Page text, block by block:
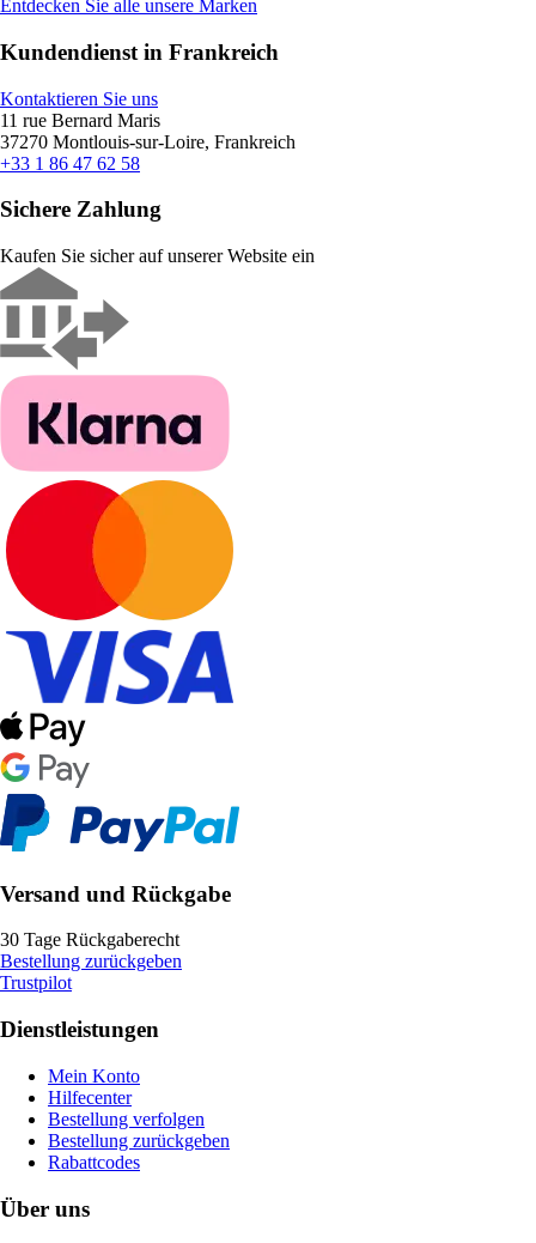
Entdecken Sie alle unsere Marken
Kundendienst in Frankreich
Kontaktieren Sie uns
11 rue Bernard Maris
37270 Montlouis-sur-Loire, Frankreich
+33 1 86 47 62 58
Sichere Zahlung
Kaufen Sie sicher auf unserer Website ein
Versand und Rückgabe
30 Tage Rückgaberecht
Bestellung zurückgeben
Trustpilot
Dienstleistungen
Mein Konto
Hilfecenter
Bestellung verfolgen
Bestellung zurückgeben
Rabattcodes
Über uns